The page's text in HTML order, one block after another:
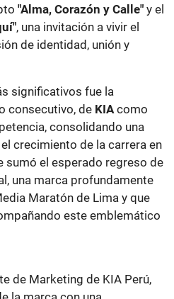
"Alma, Corazón y Calle" y el
, una invitación a vivir el
de identidad, unión y
significativos fue la
consecutivo, de KIAcomo
consolidando una
crecimiento de la carrera en
sumó el esperado regreso de
una marca profundamente
Maratón de Lima y que
este emblemático
de Marketing de KIA Perú,